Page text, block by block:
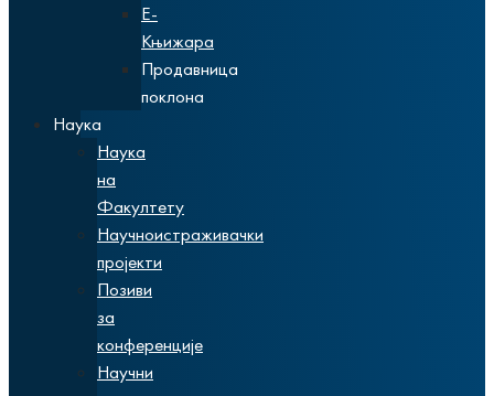
Е-
Књижара
Продавница
поклона
Наука
Наука
на
Факултету
Научноистраживачки
пројекти
Позиви
за
конференције
Научни